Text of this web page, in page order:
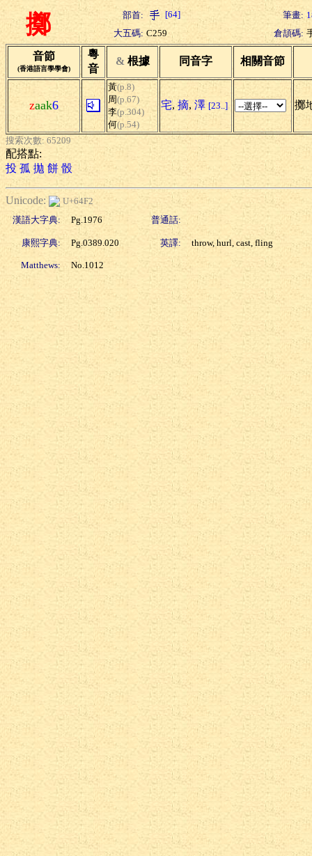
擲 部首: [64] 筆畫:
大五碼: C259 倉頡碼:
音節
(香港語言學學會)
粵
音
& 根據 同音字 相關音節
zaak6
黃(p.8)
周(p.67)
李(p.304)
何(p.54)
宅, 摘, 澤 [23..] 擲
搜索次數: 65209
配搭點:
投 孤 拋 餅 骰
Unicode:
U+64F2
漢語大字典:
Pg.1976 普通話:
康熙字典: Pg.0389.020 英譯: throw, hurl, cast, fling
Matthews: No.1012